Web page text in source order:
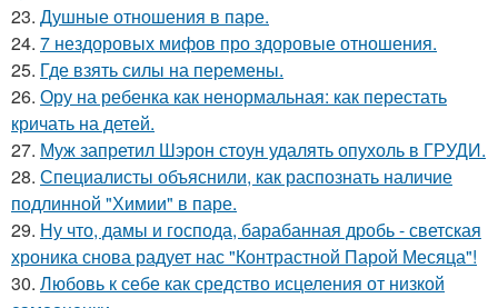
23. Душные отношения в паре.
24. 7 нездоровых мифов про здоровые отношения.
25. Где взять силы на перемены.
26. Ору на ребенка как ненормальная: как перестать
кричать на детей.
27. Муж запретил Шэрон стоун удалять опухоль в ГРУДИ.
28. Специалисты объяснили, как распознать наличие
подлинной "Химии" в паре.
29. Ну что, дамы и господа, барабанная дробь - светская
хроника снова радует нас "Контрастной Парой Месяца"!
30. Любовь к себе как средство исцеления от низкой